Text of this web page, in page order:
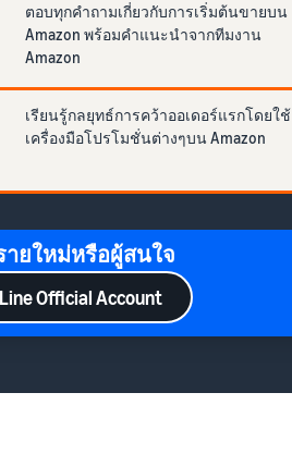
ตอบทุกคำถามเกี่ยวกับการเริ่มต้นขายบน
Amazon พร้อมคำแนะนำจากทีมงาน
Amazon
เรียนรู้กลยุทธ์การคว้าออเดอร์แรกโดยใช้
เครื่องมือโปรโมชั่นต่างๆบน Amazon
ยใหม่หรือผู้สนใจ
Official Account